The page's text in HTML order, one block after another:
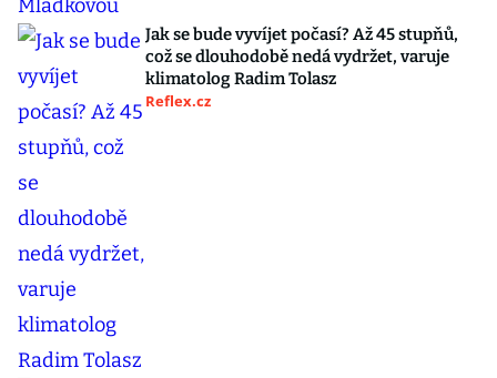
Jak se bude vyvíjet počasí? Až 45 stupňů,
což se dlouhodobě nedá vydržet, varuje
klimatolog Radim Tolasz
Reflex.cz